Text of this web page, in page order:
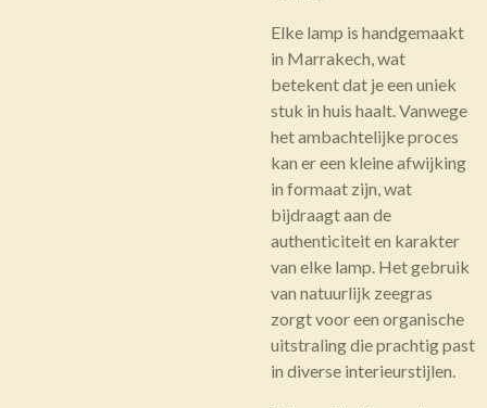
Elke lamp is handgemaakt
in Marrakech, wat
betekent dat je een uniek
stuk in huis haalt. Vanwege
het ambachtelijke proces
kan er een kleine afwijking
in formaat zijn, wat
bijdraagt aan de
authenticiteit en karakter
van elke lamp. Het gebruik
van natuurlijk zeegras
zorgt voor een organische
uitstraling die prachtig past
in diverse interieurstijlen.